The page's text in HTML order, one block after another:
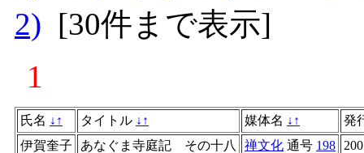
2) [30件まで表示]
1
氏名 ↓ ↑ タイトル ↓ ↑ 媒体名 ↓ ↑
発
伊賀奎子
あなぐま寺庭記 その十八 禅文化 通号 198